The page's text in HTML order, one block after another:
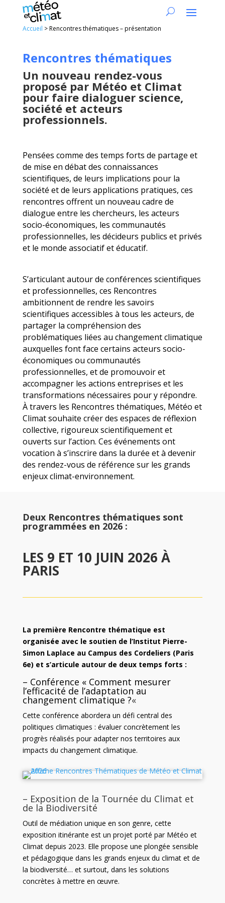
Accueil >Rencontres thématiques – présentation
Rencontres thématiques
Un nouveau rendez-vous
proposé par Météo et Climat
pour faire dialoguer science,
société et acteurs
professionnels.
Pensées comme des temps forts de partage et
de mise en débat des connaissances
scientifiques, de leurs implications pour la
société et de leurs applications pratiques, ces
rencontres offrent un nouveau cadre de
dialogue entre les chercheurs, les acteurs
socio-économiques, les communautés
professionnelles, les décideurs publics et privés
et le monde associatif et éducatif.
S’articulant autour de conférences scientifiques
et professionnelles, ces Rencontres
ambitionnent de rendre les savoirs
scientifiques accessibles à tous les acteurs, de
partager la compréhension des
problématiques liées au changement climatique
auxquelles font face certains acteurs socio-
économiques ou communautés
professionnelles, et de promouvoir et
accompagner les actions entreprises et les
transformations nécessaires pour y répondre.
À travers les Rencontres thématiques, Météo et
Climat souhaite créer des espaces de réflexion
collective, rigoureux scientifiquement et
ouverts sur l’action. Ces événements ont
vocation à s’inscrire dans la durée et à devenir
des rendez-vous de référence sur les grands
enjeux climat-environnement.
Deux Rencontres thématiques sont
programmées en 2026 :
LES 9 ET 10 JUIN 2026 À
PARIS
La première Rencontre thématique est
organisée avec le soutien de l’Institut Pierre-
Simon Laplace au Campus des Cordeliers (Paris
6e) et s’articule autour de deux temps forts :
– Conférence « Comment mesurer
l’efficacité de l’adaptation au
changement climatique ?«
Cette conférence abordera un défi central des
politiques climatiques : évaluer concrètement les
progrès réalisés pour adapter nos territoires aux
impacts du changement climatique.
– Exposition de la Tournée du Climat et
de la Biodiversité
Outil de médiation unique en son genre, cette
exposition itinérante est un projet porté par Météo et
Climat depuis 2023. Elle propose une plongée sensible
et pédagogique dans les grands enjeux du climat et de
la biodiversité… et surtout, dans les solutions
concrètes à mettre en œuvre.